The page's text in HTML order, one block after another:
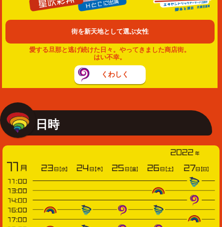
街を新天地として選ぶ女性
愛する旦那と逃げ続けた日々。やってきました商店街。
はい不幸。
くわしく
日時